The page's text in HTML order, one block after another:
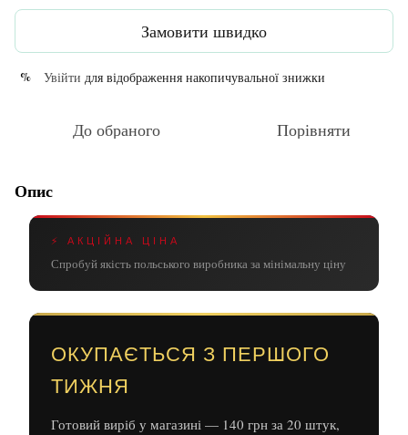
Замовити швидко
% Увійти для відображення накопичувальної знижки
До обраного Порівняти
Опис
⚡ АКЦІЙНА ЦІНА
Спробуй якість польського виробника за мінімальну ціну
ОКУПАЄТЬСЯ З ПЕРШОГО
ТИЖНЯ
Готовий виріб у магазині — 140 грн за 20 штук,